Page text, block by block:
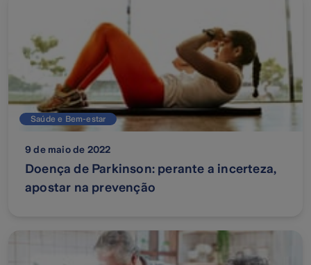
Saúde e Bem-estar
9 de maio de 2022
Doença de Parkinson: perante a incerteza,
apostar na prevenção